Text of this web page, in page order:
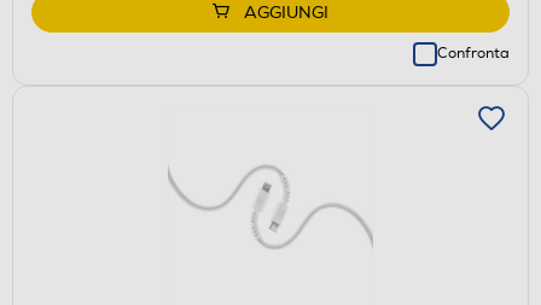
AGGIUNGI
Confronta